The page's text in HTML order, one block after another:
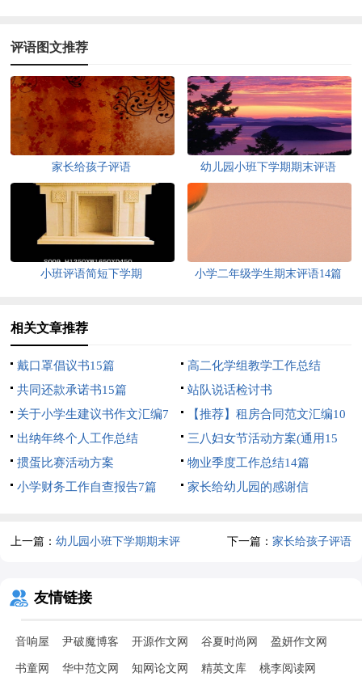
评语图文推荐
家长给孩子评语 幼儿园小班下学期期末评语
小班评语简短下学期 小学二年级学生期末评语14篇
相关文章推荐
戴口罩倡议书15篇
高二化学组教学工作总结
共同还款承诺书15篇
站队说话检讨书
关于小学生建议书作文汇编7
篇
【推荐】租房合同范文汇编10
篇
出纳年终个人工作总结
三八妇女节活动方案(通用15
篇)
掼蛋比赛活动方案
物业季度工作总结14篇
小学财务工作自查报告7篇
家长给幼儿园的感谢信
上一篇：幼儿园小班下学期期末评 下一篇： 家长给孩子评语
友情链接
音响屋 尹破魔博客 开源作文网 谷夏时尚网 盈妍作文网
书童网 华中范文网 知网论文网 精英文库 桃李阅读网